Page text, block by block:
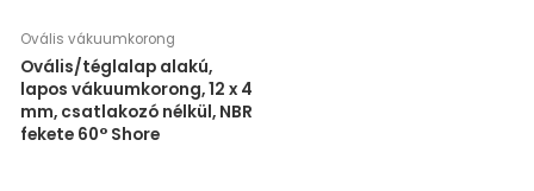
Ovális vákuumkorong
Ovális/téglalap alakú,
lapos vákuumkorong, 12 x 4
mm, csatlakozó nélkül, NBR
fekete 60° Shore